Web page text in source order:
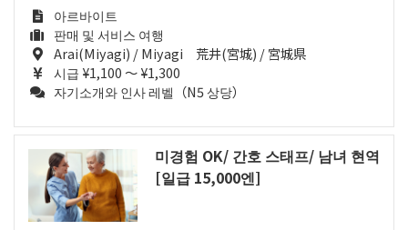
아르바이트
판매 및 서비스 여행
Arai(Miyagi) / Miyagi 荒井(宮城) / 宮城県
시급 ¥1,100 ～ ¥1,300
자기소개와 인사 레벨（N5 상당）
미경험 OK/ 간호 스태프/ 남녀 현역
[일급 15,000엔]